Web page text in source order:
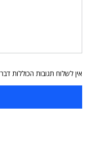
אין לשלוח תגובות הכוללות